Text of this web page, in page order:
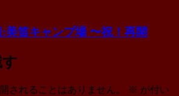
:美笛キャンプ場 〜祝！再開
されることはありません。 ※ が付い